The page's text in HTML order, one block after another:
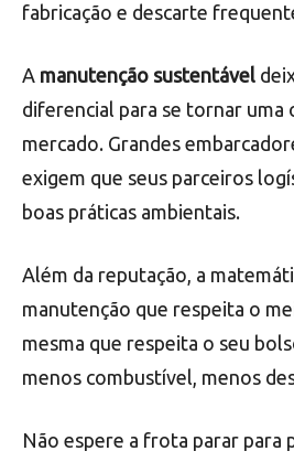
fabricação e descarte
A manutenção sustentável
diferencial para se tornar uma
mercado. Grandes
exigem que seus parceiros
boas práticas ambientais.
Além da reputação, a
manutenção que respeita o
mesma que respeita o seu
menos combustível, menos
Não espere a frota parar para